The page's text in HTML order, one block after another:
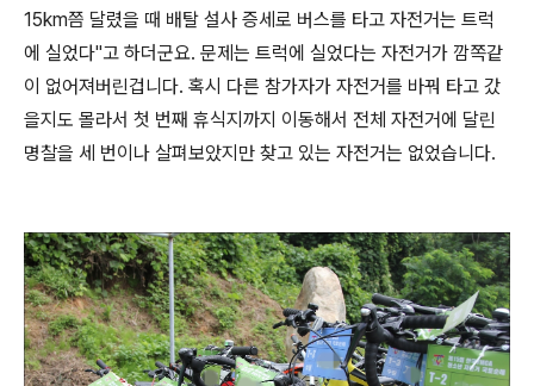
15km쯤 달렸을 때 배탈 설사 증세로 버스를 타고 자전거는 트럭
에 실었다"고 하더군요. 문제는 트럭에 실었다는 자전거가 깜쪽같
이 없어져버린겁니다. 혹시 다른 참가자가 자전거를 바꿔 타고 갔
을지도 몰라서 첫 번째 휴식지까지 이동해서 전체 자전거에 달린
명찰을 세 번이나 살펴보았지만 찾고 있는 자전거는 없었습니다.